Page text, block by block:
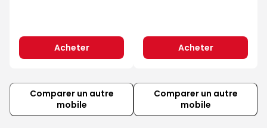
Acheter Acheter
Comparer un autre
mobile
Comparer un autre
mobile